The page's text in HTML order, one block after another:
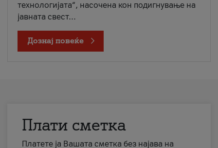
технологијата“, насочена кон подигнување на
јавната свест...
Дознај повеќе
Плати сметка
Платете ја Вашата сметка без најава на